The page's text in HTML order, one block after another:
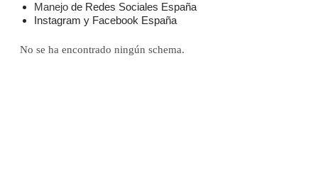
Manejo de Redes Sociales España
Instagram y Facebook España
No se ha encontrado ningún schema.